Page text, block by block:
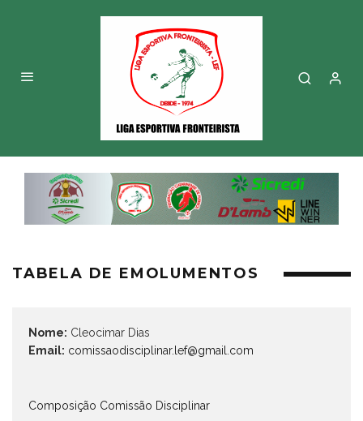
TABELA DE EMOLUMENTOS
Nome: Cleocimar Dias
Email: comissaodisciplinar.lef@gmail.com
Composição Comissão Disciplinar